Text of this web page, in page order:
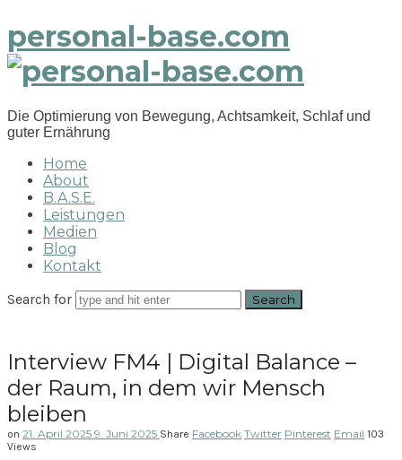
personal-base.com
Die Optimierung von Bewegung, Achtsamkeit, Schlaf und
guter Ernährung
Home
About
B.A.S.E.
Leistungen
Medien
Blog
Kontakt
Search for
Interview FM4 | Digital Balance –
der Raum, in dem wir Mensch
bleiben
on 21. April 2025 9. Juni 2025 Share Facebook Twitter Pinterest Email 103
Views